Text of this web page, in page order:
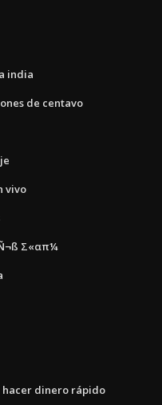
india
de centavo
vivo
Σ«απ¼
hacer dinero rápido